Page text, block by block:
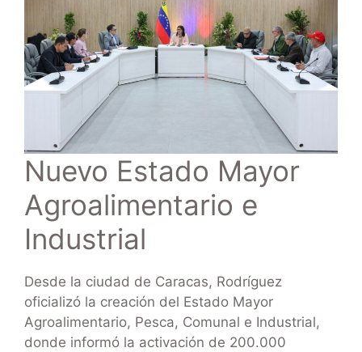
Nuevo Estado Mayor
Agroalimentario e
Industrial
Desde la ciudad de Caracas, Rodríguez
oficializó la creación del Estado Mayor
Agroalimentario, Pesca, Comunal e Industrial,
donde informó la activación de 200.000